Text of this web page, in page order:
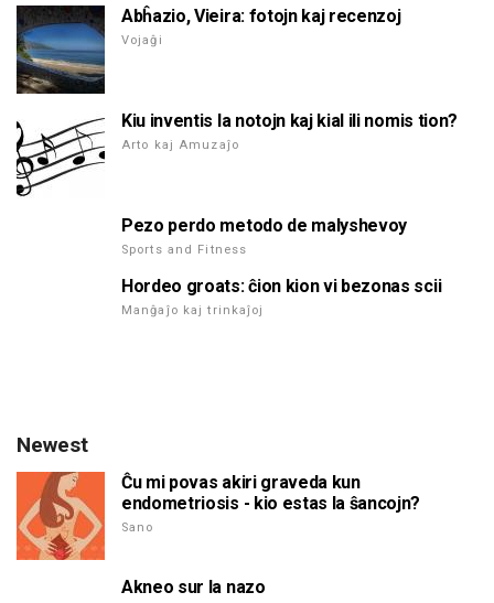
Abĥazio, Vieira: fotojn kaj recenzoj
Vojaĝi
Kiu inventis la notojn kaj kial ili nomis tion?
Arto kaj Amuzaĵo
Pezo perdo metodo de malyshevoy
Sports and Fitness
Hordeo groats: ĉion kion vi bezonas scii
Manĝaĵo kaj trinkaĵoj
Newest
Ĉu mi povas akiri graveda kun
endometriosis - kio estas la ŝancojn?
Sano
Akneo sur la nazo